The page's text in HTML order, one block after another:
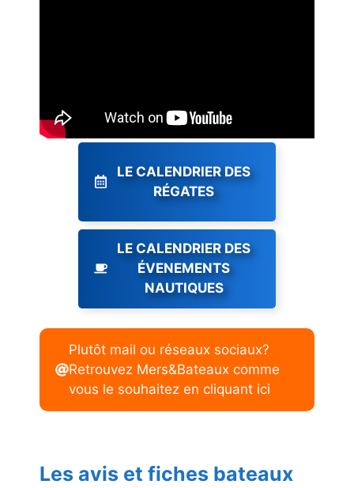
LE CALENDRIER DES
RÉGATES
LE CALENDRIER DES
ÉVENEMENTS
NAUTIQUES
Plutôt mail ou réseaux sociaux?
Retrouvez Mers&Bateaux comme
vous le souhaitez en cliquant ici
Les avis et fiches bateaux